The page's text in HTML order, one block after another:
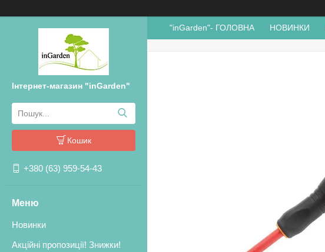
Інтернет-магазин "inGarden"
Кошик
+380 (63) 959-54-43
Новинки
Акційні пропозиції! Знижки!
"inGarden"- ГОЛОВНА НОВИНКИ